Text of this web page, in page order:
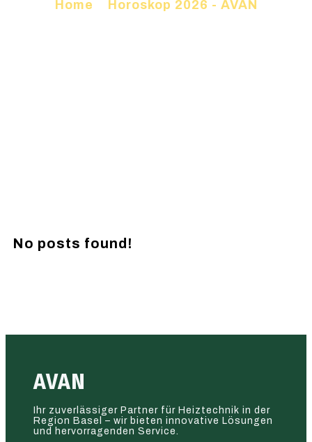
Home Horoskop 2026 - AVAN
No posts found!
AVAN
Ihr zuverlässiger Partner für Heiztechnik in der
Region Basel – wir bieten innovative Lösungen
und hervorragenden Service.